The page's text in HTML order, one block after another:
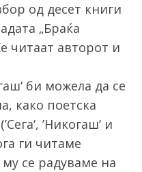
од десет книги
„Браќа
читаат авторот и
би можела да се
како поетска
’Никогаш‘ и
ги читаме
се радуваме на